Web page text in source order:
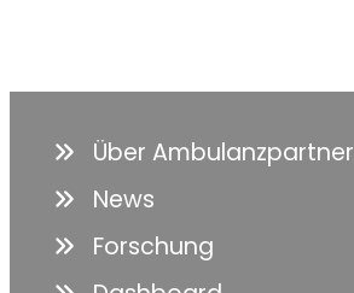
Über Ambulanzpartner
News
Forschung